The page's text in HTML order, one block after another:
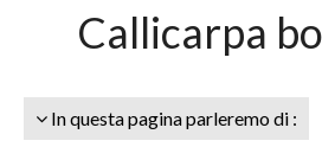
Callicarpa
In questa pagina parleremo di :